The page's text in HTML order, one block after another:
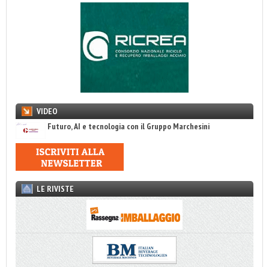
VIDEO
Futuro, AI e tecnologia con il Gruppo Marchesini
LE RIVISTE